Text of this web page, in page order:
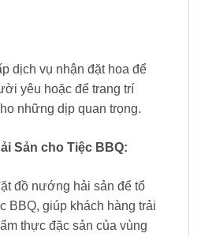
dịch vụ nhận đặt hoa để
yêu hoặc để trang trí
những dịp quan trọng.
Sản cho Tiệc BBQ:
đồ nướng hải sản để tổ
BBQ, giúp khách hàng trải
thực đặc sản của vùng